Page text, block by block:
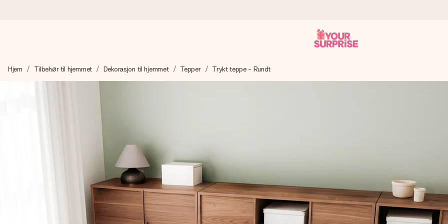
Vi lager dine gaver med omtanke og sender den avgårde så raskt som mulig - slik at du kan gi gaven i tide, når den betyr aller mest.
4,5 (basert på +15 000 anmeldelser)
Lag noe unikt med bare noen få steg - med hennes navn, et bilde av dere eller en beskjed som virkelig berører hjertet. Ikke noe
Hjem Tilbehør til hjemmet Dekorasjon til hjemmet Tepper Trykt teppe - Rundt